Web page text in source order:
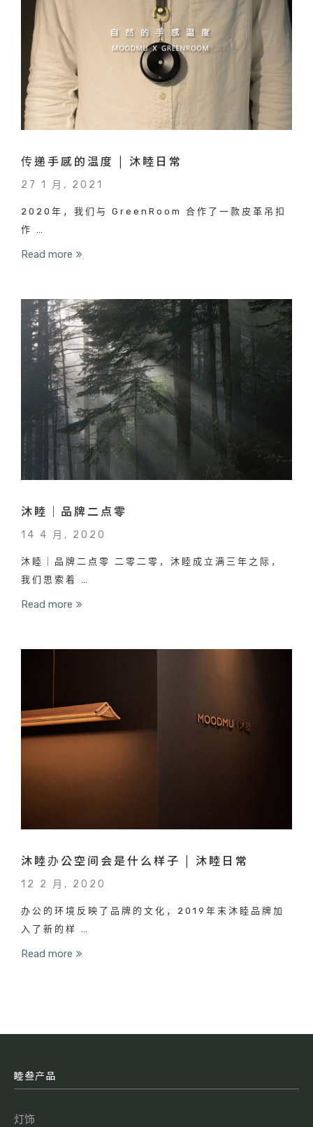
传递手感的温度 | 沐睦日常
27 1 月, 2021
2020年，我们与 GreenRoom 合作了一款皮革吊扣
作 …
Read more
沐睦｜品牌二点零
14 4 月, 2020
沐睦｜品牌二点零 二零二零，沐睦成立满三年之际，
我们思索着 …
Read more
沐睦办公空间会是什么样子 | 沐睦日常
12 2 月, 2020
办公的环境反映了品牌的文化，2019年末沐睦品牌加
入了新的样 …
Read more
睦叁产品
灯饰